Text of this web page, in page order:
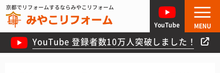
京都でリフォームするならみやこリフォーム
YouTube 登録者数10万人突破しました！
YouTube MENU